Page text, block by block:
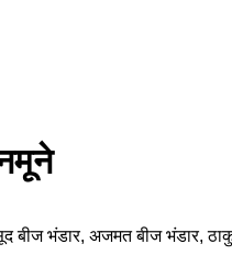
बीज भंडार, अजमत बीज भंडार,